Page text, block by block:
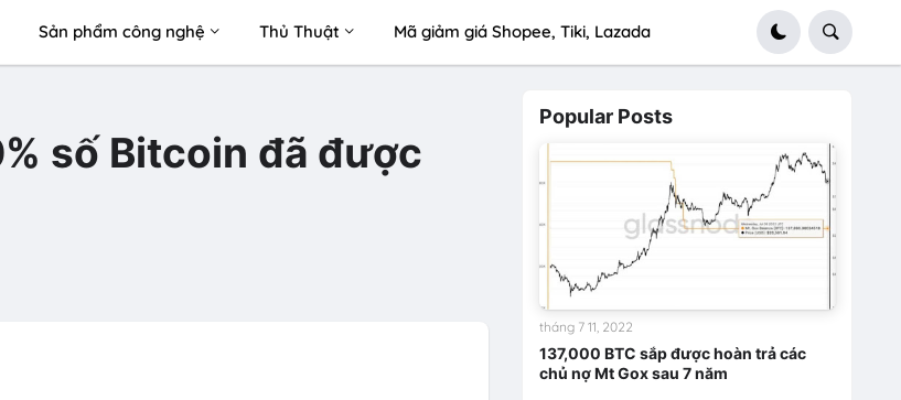
Sản phẩm công nghệ Thủ Thuật Mã giảm giá Shopee, Tiki, Lazada
số Bitcoin đã được
Popular Posts
137,000 BTC sắp được hoàn trả các
chủ nợ Mt Gox sau 7 năm
tháng 7 11, 2022